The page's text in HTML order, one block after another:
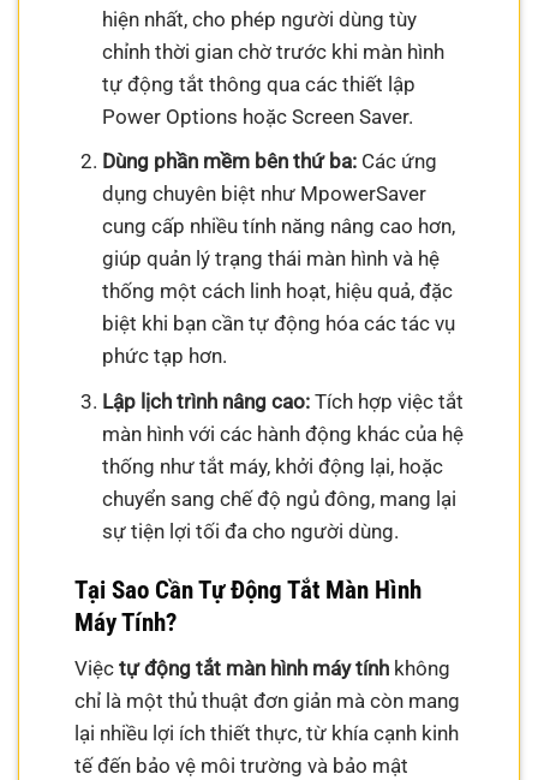
hiện nhất, cho phép người dùng tùy
chỉnh thời gian chờ trước khi màn hình
tự động tắt thông qua các thiết lập
Power Options hoặc Screen Saver.
Dùng phần mềm bên thứ ba:Các ứng
dụng chuyên biệt như MpowerSaver
cung cấp nhiều tính năng nâng cao hơn,
giúp quản lý trạng thái màn hình và hệ
thống một cách linh hoạt, hiệu quả, đặc
biệt khi bạn cần tự động hóa các tác vụ
phức tạp hơn.
Lập lịch trình nâng cao:Tích hợp việc tắt
màn hình với các hành động khác của hệ
thống như tắt máy, khởi động lại, hoặc
chuyển sang chế độ ngủ đông, mang lại
sự tiện lợi tối đa cho người dùng.
Tại Sao Cần Tự Động Tắt Màn Hình
Máy Tính?
Việctự động tắt màn hình máy tính không
chỉ là một thủ thuật đơn giản mà còn mang
lại nhiều lợi ích thiết thực, từ khía cạnh kinh
tế đến bảo vệ môi trường và bảo mật